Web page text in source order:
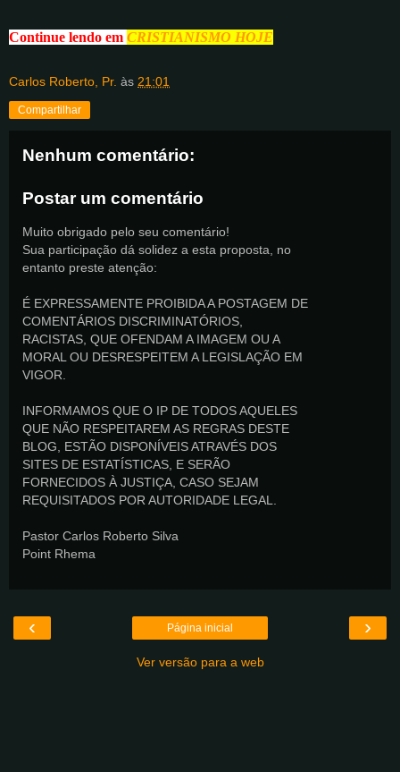
Continue lendo em CRISTIANISMO HOJE
Carlos Roberto, Pr. às 21:01
Compartilhar
Nenhum comentário:
Postar um comentário
Muito obrigado pelo seu comentário!
Sua participação dá solidez a esta proposta, no
entanto preste atenção:
É EXPRESSAMENTE PROIBIDA A POSTAGEM DE
COMENTÁRIOS DISCRIMINATÓRIOS,
RACISTAS, QUE OFENDAM A IMAGEM OU A
MORAL OU DESRESPEITEM A LEGISLAÇÃO EM
VIGOR.
INFORMAMOS QUE O IP DE TODOS AQUELES
QUE NÃO RESPEITAREM AS REGRAS DESTE
BLOG, ESTÃO DISPONÍVEIS ATRAVÉS DOS
SITES DE ESTATÍSTICAS, E SERÃO
FORNECIDOS À JUSTIÇA, CASO SEJAM
REQUISITADOS POR AUTORIDADE LEGAL.
Pastor Carlos Roberto Silva
Point Rhema
‹ ›
Página inicial
Ver versão para a web